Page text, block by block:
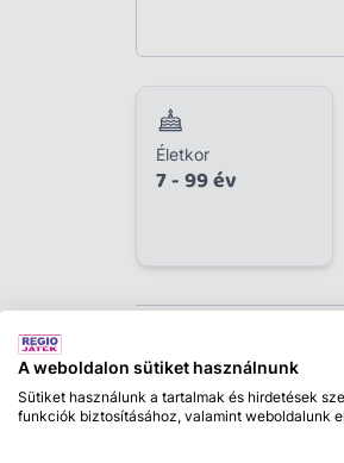
Életkor
7 - 99 év
Leírás
Schleich varázslatos
Ismerd meg a
A weboldalon sütiket használnunk
Sütiket használunk a tartalmak és hirdetések
funkciók biztosításához, valamint weboldalunk